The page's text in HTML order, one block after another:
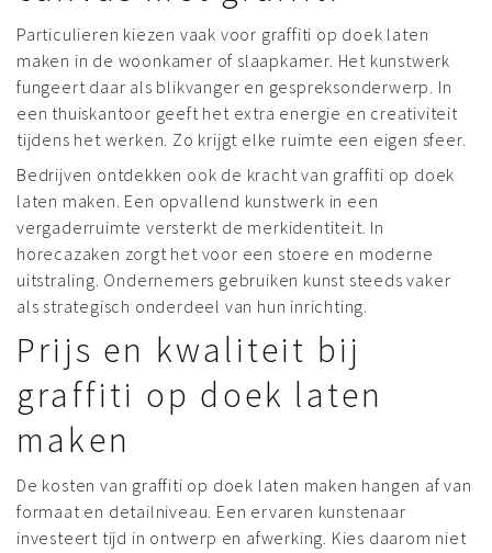
Particulieren kiezen vaak voor graffiti op doek laten
maken in de woonkamer of slaapkamer. Het kunstwerk
fungeert daar als blikvanger en gespreksonderwerp. In
een thuiskantoor geeft het extra energie en creativiteit
tijdens het werken. Zo krijgt elke ruimte een eigen sfeer.
Bedrijven ontdekken ook de kracht van graffiti op doek
laten maken. Een opvallend kunstwerk in een
vergaderruimte versterkt de merkidentiteit. In
horecazaken zorgt het voor een stoere en moderne
uitstraling. Ondernemers gebruiken kunst steeds vaker
als strategisch onderdeel van hun inrichting.
Prijs en kwaliteit bij
graffiti op doek laten
maken
De kosten van graffiti op doek laten maken hangen af van
formaat en detailniveau. Een ervaren kunstenaar
investeert tijd in ontwerp en afwerking. Kies daarom niet